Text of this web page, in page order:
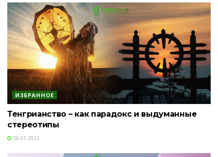
ИЗБРАННОЕ
Тенгрианство – как парадокс и выдуманные
стереотипы
26.01.2023